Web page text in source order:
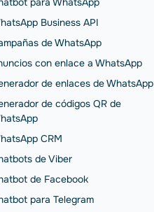
Business API
de WhatsApp
con enlace a WhatsApp
de enlaces de WhatsApp
de códigos QR de
CRM
de Viber
de Facebook
para Telegram